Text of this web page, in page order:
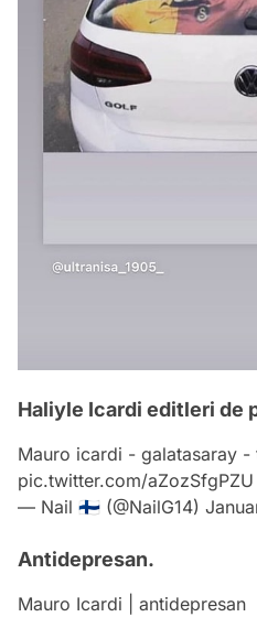
Haliyle Icardi editleri de
Mauro icardi - galatasaray
pic.twitter.com/aZozSfgPZU
— Nail 🇫🇮 (@NailG14)
Antidepresan.
Mauro Icardi | antidepresan